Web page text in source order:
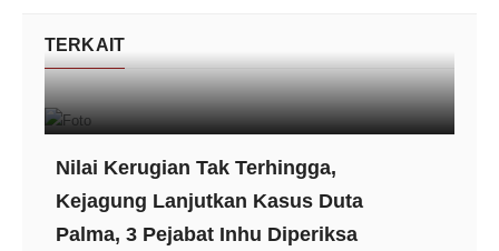
TERKAIT
Nilai Kerugian Tak Terhingga,
Kejagung Lanjutkan Kasus Duta
Palma, 3 Pejabat Inhu Diperiksa